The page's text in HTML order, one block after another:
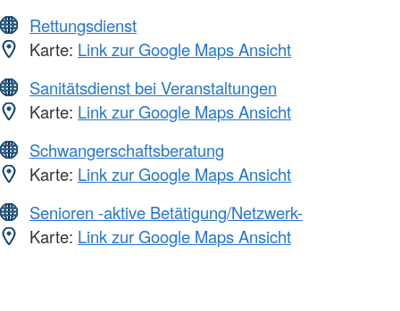
Rettungsdienst
Karte: Link zur Google Maps Ansicht
Sanitätsdienst bei Veranstaltungen
Karte: Link zur Google Maps Ansicht
Schwangerschaftsberatung
Karte: Link zur Google Maps Ansicht
Senioren -aktive Betätigung/Netzwerk-
Karte: Link zur Google Maps Ansicht